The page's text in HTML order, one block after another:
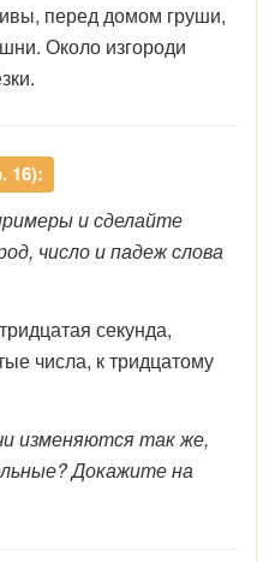
перед домом груши,
Около изгороди
16):
и сделайте
число и падеж слова
секунда,
числа, к тридцатому
изменяются так же,
Докажите на